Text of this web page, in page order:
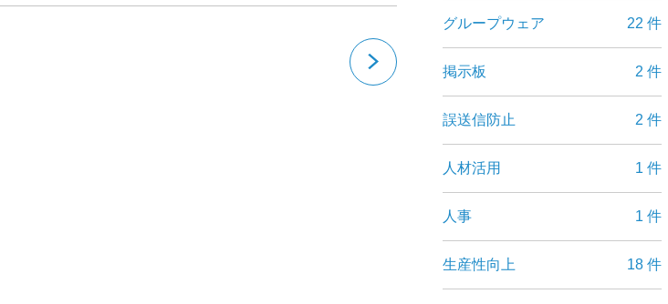
グループウェア 22 件
掲示板 2 件
誤送信防止 2 件
人材活用 1 件
人事 1 件
生産性向上 18 件